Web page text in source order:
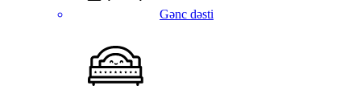
Gənc dəsti